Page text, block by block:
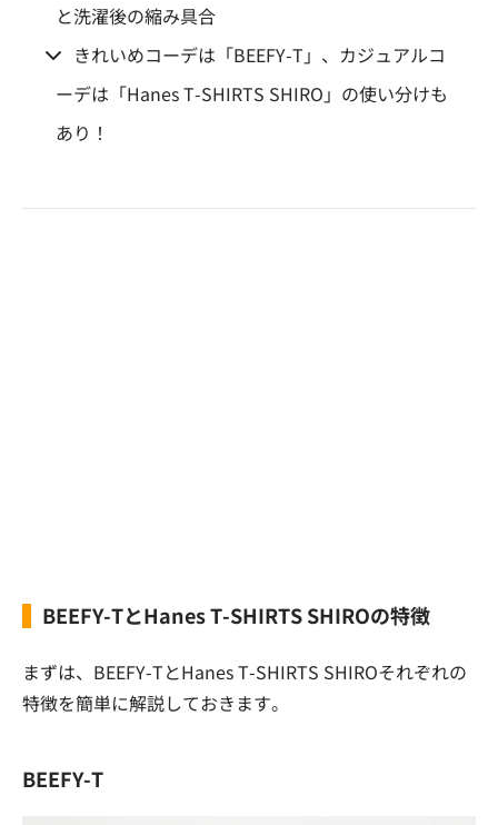
と洗濯後の縮み具合
きれいめコーデは「BEEFY-T」、カジュアルコ
ーデは「Hanes T-SHIRTS SHIRO」の使い分けも
あり！
BEEFY-TとHanes T-SHIRTS SHIROの特徴
まずは、BEEFY-TとHanes T-SHIRTS SHIROそれぞれの
特徴を簡単に解説しておきます。
BEEFY-T